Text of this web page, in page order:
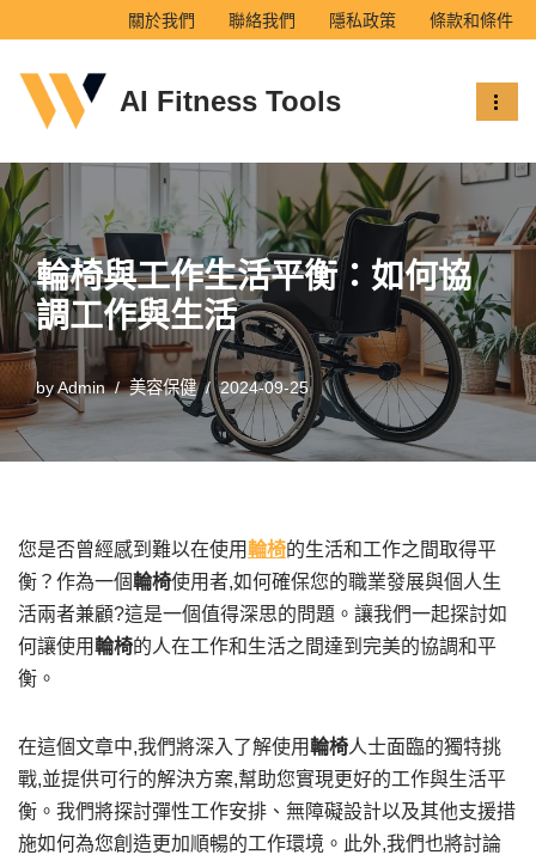
to
content
關於我們 聯絡我們 隱私政策 條款和條件
AI Fitness Tools
輪椅與工作生活平衡：如何協
調工作與生活
byAdmin 美容保健 2024-09-25
您是否曾經感到難以在使用輪椅的生活和工作之間取得平
衡？作為一個輪椅使用者,如何確保您的職業發展與個人生
活兩者兼顧?這是一個值得深思的問題。讓我們一起探討如
何讓使用輪椅的人在工作和生活之間達到完美的協調和平
衡。
在這個文章中,我們將深入了解使用輪椅人士面臨的獨特挑
戰,並提供可行的解決方案,幫助您實現更好的工作與生活平
衡。我們將探討彈性工作安排、無障礙設計以及其他支援措
施如何為您創造更加順暢的工作環境。此外,我們也將討論